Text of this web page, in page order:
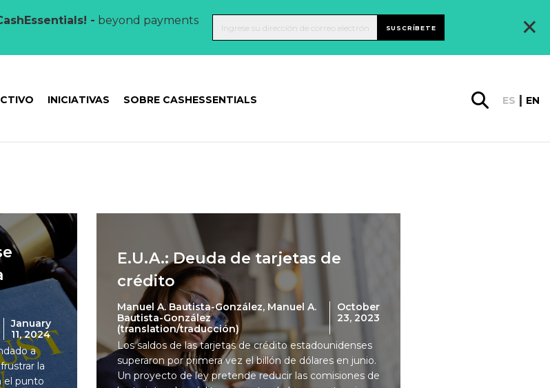
- beyond payments
SUSCRÍBETE ×
INICIATIVAS SOBRE CASHESSENTIALS ES EN
January
11, 2024
a
la
el punto
E.U.A.: Deuda de tarjetas de
crédito
Manuel A. Bautista-González, Manuel A.
Bautista-González
(translation/traducción)
October
23, 2023
Los saldos de las tarjetas de crédito estadounidenses
superaron por primera vez el billón de dólares en junio.
Un proyecto de ley pretende reducir las comisiones de